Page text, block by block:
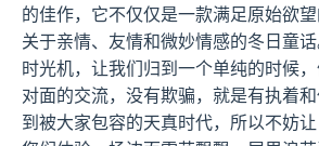
的佳作​​，它不仅仅是一款满足原始欲
关于亲情、友情和微妙情感的冬日童
时光机，让我们归到一个单纯的时候
对面的交流，没有欺骗，就是有执着
到被大家包容的天真时代，所以不妨